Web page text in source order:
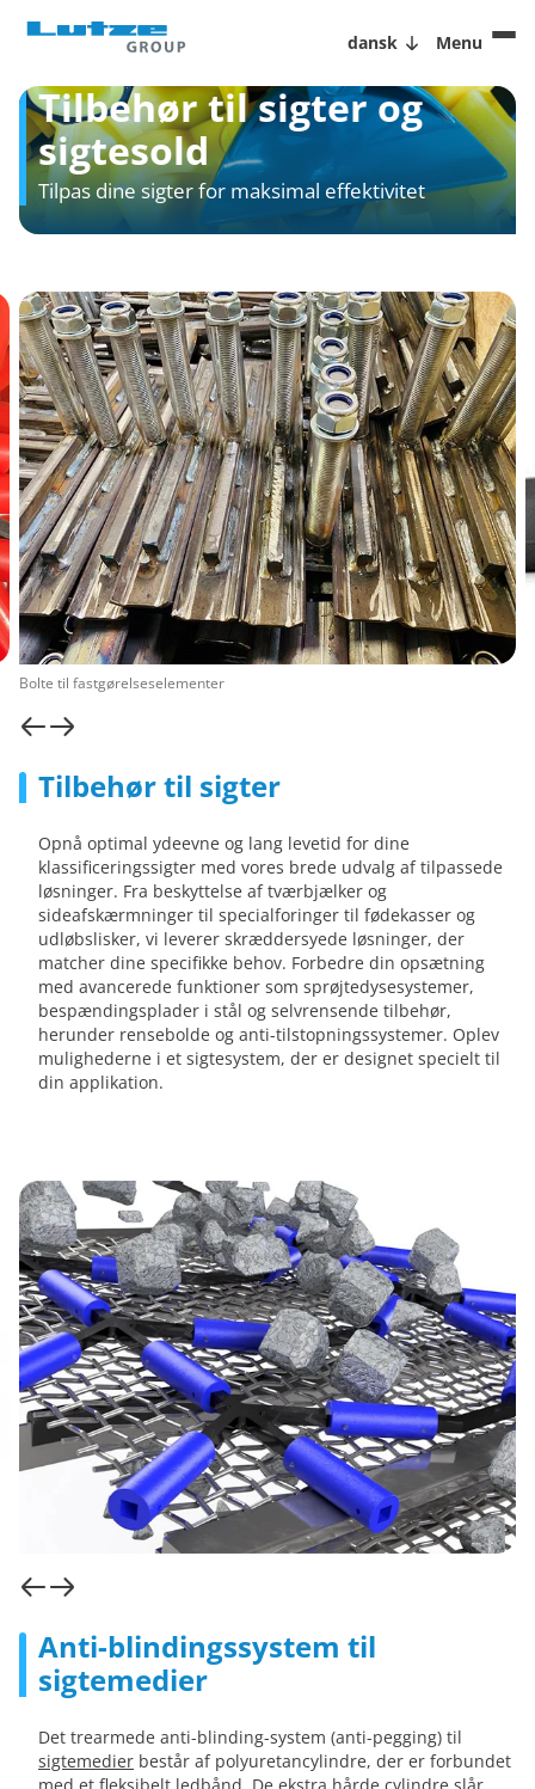
dansk Menu
Tilbehør til sigter og
sigtesold
Tilpas dine sigter for maksimal effektivitet
Tilbehør til sigter
Opnå optimal ydeevne og lang levetid for dine
klassificeringssigter med vores brede udvalg af tilpassede
løsninger. Fra beskyttelse af tværbjælker og
sideafskærmninger til specialforinger til fødekasser og
udløbslisker, vi leverer skræddersyede løsninger, der
matcher dine specifikke behov. Forbedre din opsætning
med avancerede funktioner som sprøjtedysesystemer,
bespændingsplader i stål og selvrensende tilbehør,
herunder rensebolde og anti-tilstopningssystemer. Oplev
mulighederne i et sigtesystem, der er designet specielt til
din applikation.
Bolte til fastgørelseselementer
Anti-blindingssystem til
sigtemedier
Det trearmede anti-blinding-system (anti-pegging) til
sigtemedier består af polyuretancylindre, der er forbundet